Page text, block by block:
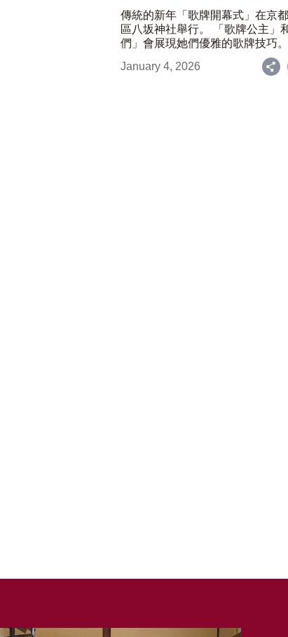
傳統的新年「歌牌開幕式」在京
區八坂神社舉行。 「歌牌公主」
們」會展現她們優雅的歌牌技巧。
January 4, 2026